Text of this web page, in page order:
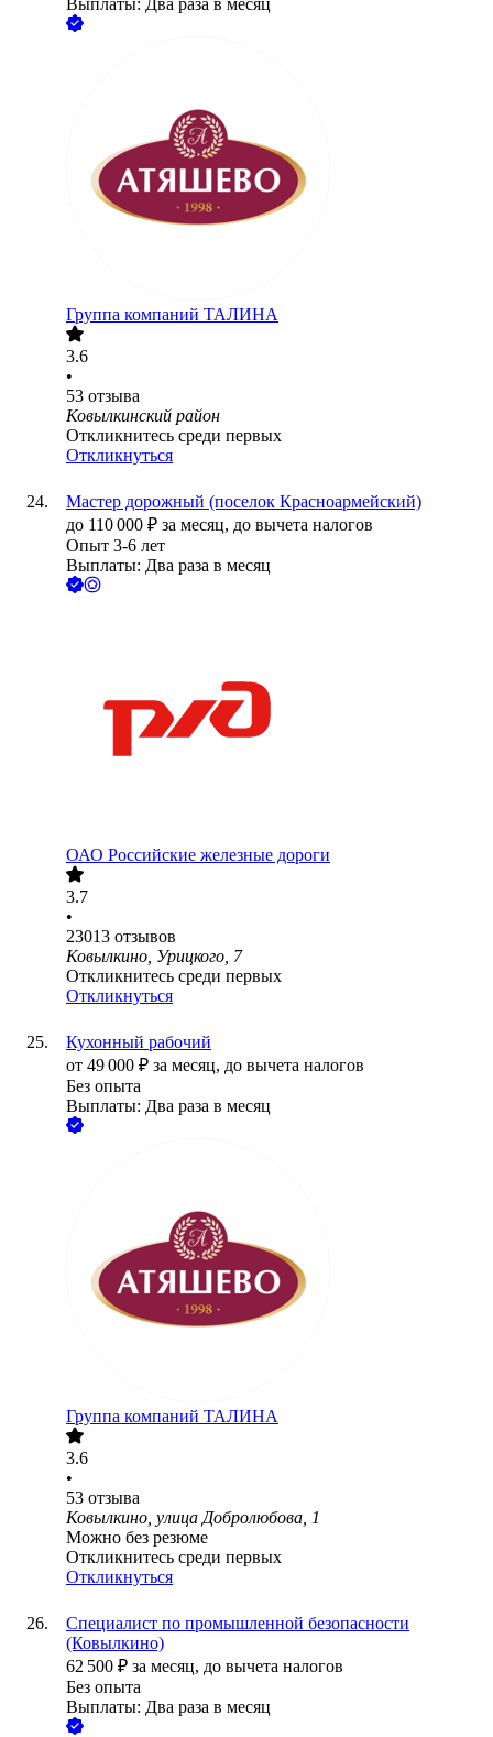
Выплаты: Два раза в месяц
Группа компаний ТАЛИНА
3.6
•
53 отзыва
Ковылкинский район
Откликнитесь среди первых
Откликнуться
Мастер дорожный (поселок Красноармейский)
до 110 000 ₽ за месяц, до вычета налогов
Опыт 3-6 лет
Выплаты: Два раза в месяц
ОАО Российские железные дороги
3.7
•
23013 отзывов
Ковылкино, Урицкого, 7
Откликнитесь среди первых
Откликнуться
Кухонный рабочий
от 49 000 ₽ за месяц, до вычета налогов
Без опыта
Выплаты: Два раза в месяц
Группа компаний ТАЛИНА
3.6
•
53 отзыва
Ковылкино, улица Добролюбова, 1
Можно без резюме
Откликнитесь среди первых
Откликнуться
Специалист по промышленной безопасности
(Ковылкино)
62 500 ₽ за месяц, до вычета налогов
Без опыта
Выплаты: Два раза в месяц